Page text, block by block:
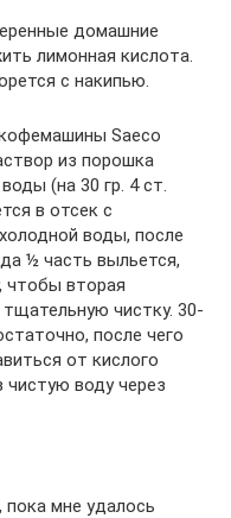
домашние
лимонная кислота.
с накипью.
Saeco
из порошка
(на 30 гр. 4 ст.
в отсек с
воды, после
½ часть выльется,
чтобы вторая
чистку. 30-
после чего
от кислого
чистую воду через
пока мне удалось